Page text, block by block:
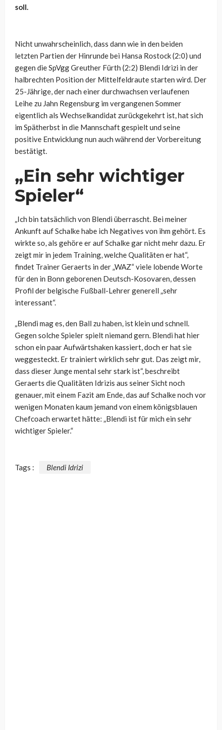
soll.
Nicht unwahrscheinlich, dass dann wie in den beiden
letzten Partien der Hinrunde bei Hansa Rostock (2:0) und
gegen die SpVgg Greuther Fürth (2:2) Blendi Idrizi in der
halbrechten Position der Mittelfeldraute starten wird. Der
25-Jährige, der nach einer durchwachsen verlaufenen
Leihe zu Jahn Regensburg im vergangenen Sommer
eigentlich als Wechselkandidat zurückgekehrt ist, hat sich
im Spätherbst in die Mannschaft gespielt und seine
positive Entwicklung nun auch während der Vorbereitung
bestätigt.
„Ein sehr wichtiger
Spieler“
„Ich bin tatsächlich von Blendi überrascht. Bei meiner
Ankunft auf Schalke habe ich Negatives von ihm gehört. Es
wirkte so, als gehöre er auf Schalke gar nicht mehr dazu. Er
zeigt mir in jedem Training, welche Qualitäten er hat“,
findet Trainer Geraerts in der „WAZ“ viele lobende Worte
für den in Bonn geborenen Deutsch-Kosovaren, dessen
Profil der belgische Fußball-Lehrer generell „sehr
interessant“.
„Blendi mag es, den Ball zu haben, ist klein und schnell.
Gegen solche Spieler spielt niemand gern. Blendi hat hier
schon ein paar Aufwärtshaken kassiert, doch er hat sie
weggesteckt. Er trainiert wirklich sehr gut. Das zeigt mir,
dass dieser Junge mental sehr stark ist“, beschreibt
Geraerts die Qualitäten Idrizis aus seiner Sicht noch
genauer, mit einem Fazit am Ende, das auf Schalke noch vor
wenigen Monaten kaum jemand von einem königsblauen
Chefcoach erwartet hätte: „Blendi ist für mich ein sehr
wichtiger Spieler.“
Tags : Blendi Idrizi